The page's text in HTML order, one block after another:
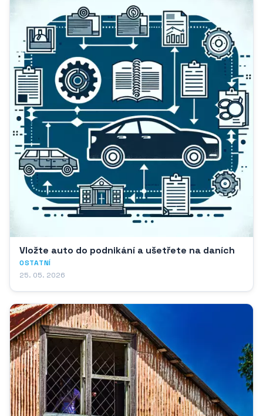
Vložte auto do podnikání a ušetřete na daních
OSTATNÍ
25. 05. 2026